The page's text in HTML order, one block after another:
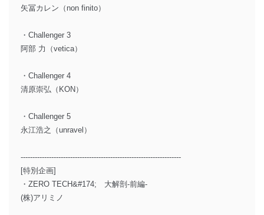
矢冨カレン（non finito）
・Challenger 3
阿部 力（vetica）
・Challenger 4
清原崇弘（KON）
・Challenger 5
永江浩之（unravel）
--------------------------------------------------------------------
[特別企画]
・ZERO TECH&#174; 大解剖-前編-
(株)アリミノ